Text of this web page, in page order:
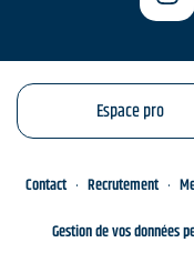
Espace pro
Contact Recrutement
Gestion de vos données